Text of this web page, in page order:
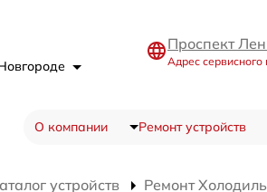
Проспект
Адрес сервисного
О компании Ремонт устройств
устройств Ремонт